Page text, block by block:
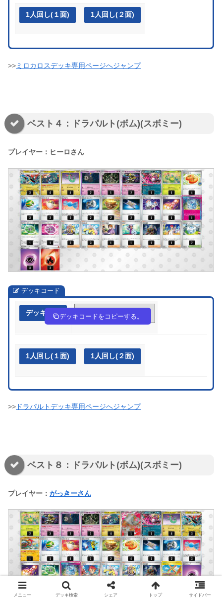
1人回し(１面) 1人回し(２面)
>>ミロカロスデッキ専用ページへジャンプ
ベスト４：ドラパルト(ボム)(スボミー)
プレイヤー：ヒーロさん
デッキコード
デッキ作成 2p2ypy-3auqk5-MSSpXE
デッキコードをコピーする。
1人回し(１面) 1人回し(２面)
>> ドラパルトデッキ専用ページへジャンプ
ベスト８：ドラパルト(ボム)(スボミー)
プレイヤー： がっきーさん
メニュー デッキ検索 シェア トップ サイドバー